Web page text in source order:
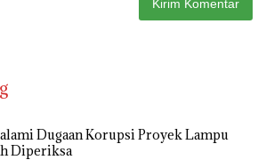
Dugaan Korupsi Proyek Lampu
Diperiksa